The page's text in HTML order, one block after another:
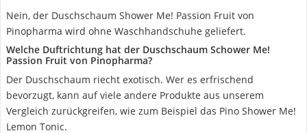
Nein, der Duschschaum Shower Me! Passion Fruit von
Pinopharma wird ohne Waschhandschuhe geliefert.
Welche Duftrichtung hat der Duschschaum Schower Me!
Passion Fruit von Pinopharma?
Der Duschschaum riecht exotisch. Wer es erfrischend
bevorzugt, kann auf viele andere Produkte aus unserem
Vergleich zurückgreifen, wie zum Beispiel das Pino Shower Me!
Lemon Tonic.